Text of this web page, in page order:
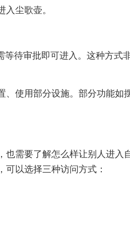
尘歌壶。
等待审批即可进入。这种方式
使用部分设施。部分功能如
需要了解怎么样让别人进入
以选择三种访问方式：